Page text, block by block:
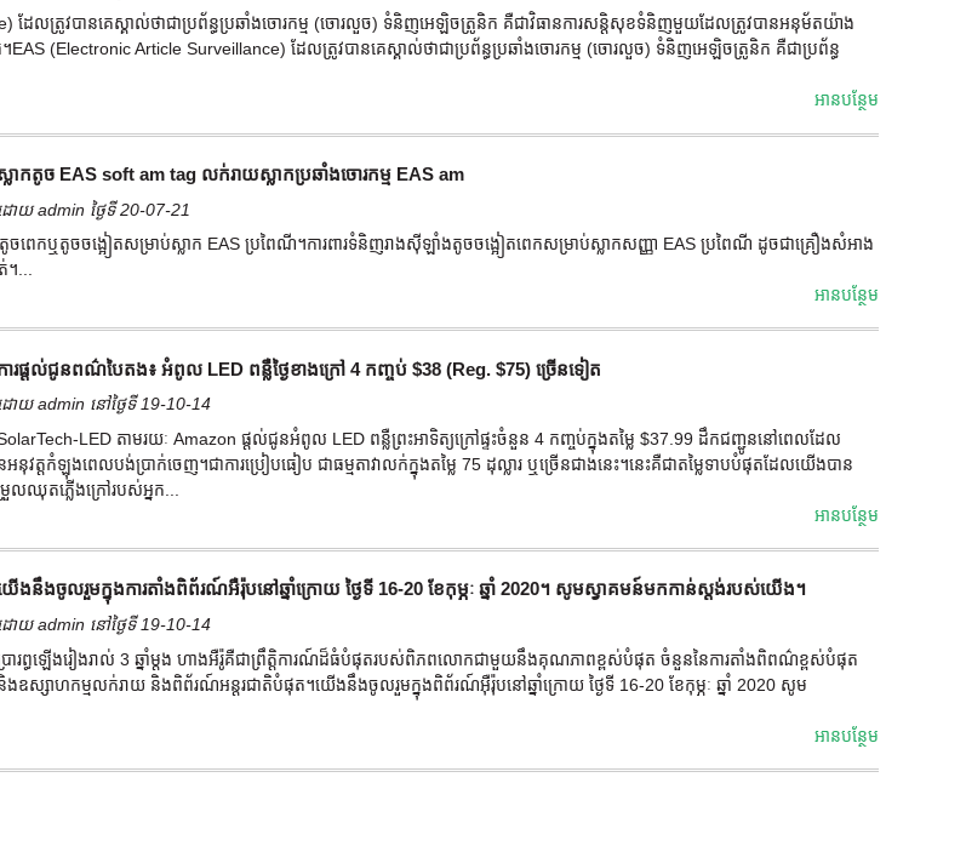
ដែលត្រូវបានគេស្គាល់ថាជាប្រព័ន្ធប្រឆាំងចោរកម្ម (ចោរលួច) ទំនិញអេឡិចត្រូនិក គឺជាវិធានការសន្តិសុខទំនិញមួយដែលត្រូវបានអនុម័តយ៉ាង
(Electronic Article Surveillance) ដែលត្រូវបានគេស្គាល់ថាជាប្រព័ន្ធប្រឆាំងចោរកម្ម (ចោរលួច) ទំនិញអេឡិចត្រូនិក គឺជាប្រព័ន្ធ
អាន​បន្ថែម
លាកតូច EAS soft am tag លក់រាយស្លាកប្រឆាំងចោរកម្ម EAS am
ោយ admin ថ្ងៃទី 20-07-21
តុតូចពេកឬតូចចង្អៀតសម្រាប់ស្លាក EAS ប្រពៃណី។ការពារទំនិញរាងស៊ីឡាំងតូចចង្អៀតពេកសម្រាប់ស្លាកសញ្ញា EAS ប្រពៃណី ដូចជាគ្រឿងសំអាង
...
អាន​បន្ថែម
ារផ្តល់ជូនពណ៌បៃតង៖ អំពូល LED ពន្លឺថ្ងៃខាងក្រៅ 4 កញ្ចប់ $38 (Reg. $75) ច្រើនទៀត
ោយ admin នៅថ្ងៃទី 19-10-14
LED តាមរយៈ Amazon ផ្តល់ជូនអំពូល LED ពន្លឺព្រះអាទិត្យក្រៅផ្ទះចំនួន 4 កញ្ចប់ក្នុងតម្លៃ $37.99 ដឹកជញ្ជូននៅពេលដែល
នុវត្តកំឡុងពេលបង់ប្រាក់ចេញ។ជាការប្រៀបធៀប ជាធម្មតាវាលក់ក្នុងតម្លៃ 75 ដុល្លារ ឬច្រើនជាងនេះ។នេះគឺជាតម្លៃទាបបំផុតដែលយើងបាន
ល​ឈុត​ភ្លើង​ក្រៅ​របស់​អ្នក...
អាន​បន្ថែម
ើងនឹងចូលរួមក្នុងការតាំងពិព័រណ៍អឺរ៉ុបនៅឆ្នាំក្រោយ ថ្ងៃទី 16-20 ខែកុម្ភៈ ឆ្នាំ 2020។ សូមស្វាគមន៍មកកាន់ស្តង់របស់យើង។
ោយ admin នៅថ្ងៃទី 19-10-14
រារព្ធឡើងរៀងរាល់ 3 ឆ្នាំម្តង ហាងអឺរ៉ូគឺជាព្រឹត្តិការណ៍ដ៏ធំបំផុតរបស់ពិភពលោកជាមួយនឹងគុណភាពខ្ពស់បំផុត ចំនួននៃការតាំងពិពណ៌ខ្ពស់បំផុត
ងឧស្សាហកម្មលក់រាយ និងពិព័រណ៍អន្តរជាតិបំផុត។យើងនឹងចូលរួមក្នុងពិព័រណ៍អ៊ឺរ៉ុបនៅឆ្នាំក្រោយ ថ្ងៃទី 16-20 ខែកុម្ភៈ ឆ្នាំ 2020 សូម
អាន​បន្ថែម